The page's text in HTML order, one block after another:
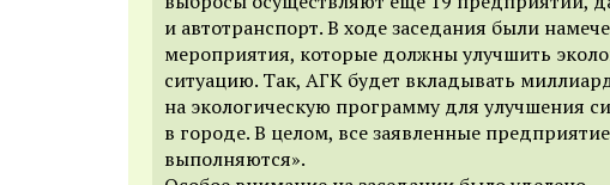
и автотранспорт. В ходе заседания были
мероприятия, которые должны улучшить
ситуацию. Так, АГК будет вкладывать
на экологическую программу для улучшения
в городе. В целом, все заявленные
выполняются».